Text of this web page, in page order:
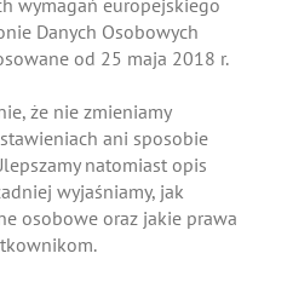
wymagań europejskiego
Danych Osobowych
od 25 maja 2018 r.
że nie zmieniamy
ani sposobie
natomiast opis
wyjaśniamy, jak
osobowe oraz jakie prawa